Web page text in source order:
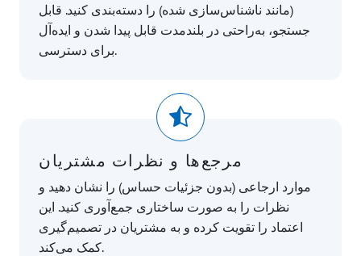
(مانند ناشناس‌سازی شده) را دسته‌بندی کنید. قابل
جستجو، به‌راحتی در بلندمدت قابل پیدا شدن و ایده‌آل
برای دسترسی.
مرجع‌ها و نظرات مشتریان
موارد ارجاعی (بدون جزئیات حساس) را نشان دهید و
نظرات را به صورت ساختاری جمع‌آوری کنید. این
اعتماد را تقویت کرده و به مشتریان در تصمیم‌گیری
کمک می‌کند.